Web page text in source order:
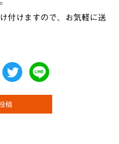
付けますので、お気軽に送
稿